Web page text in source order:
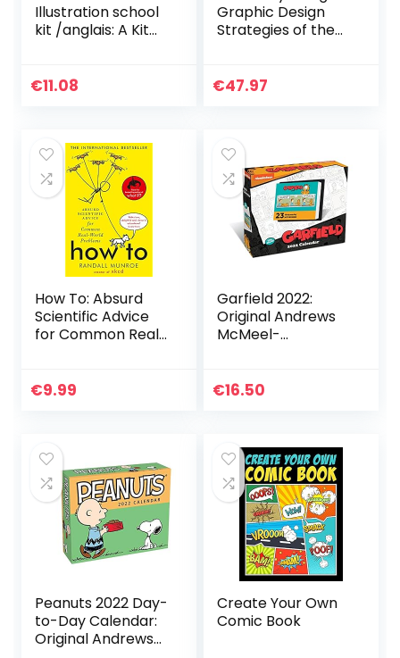
Illustration school
kit /anglais: A Kit
Drawing Happy
Creatures
€11.08
Graphic Design
Strategies of the
€47.97
How To: Absurd
Scientific Advice
for Common Real-
Munroe of xkcd
€9.99
Garfield 2022:
Original Andrews
McMeel-
€16.50
Peanuts 2022 Day-
to-Day Calendar:
Original Andrews
Create Your Own
Comic Book